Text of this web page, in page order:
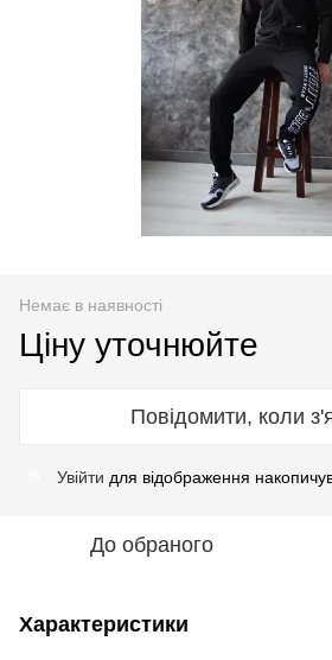
Немає в наявності
Ціну уточнюйте
Повідомити, коли
Увійти для відображення
До обраного
Характеристики